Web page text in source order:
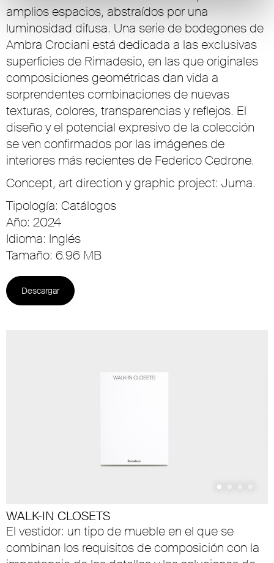
amplios espacios, abstraídos por una
luminosidad difusa. Una serie de bodegones de
Ambra Crociani está dedicada a las exclusivas
superficies de Rimadesio, en las que originales
composiciones geométricas dan vida a
sorprendentes combinaciones de nuevas
texturas, colores, transparencias y reflejos. El
diseño y el potencial expresivo de la colección
se ven confirmados por las imágenes de
interiores más recientes de Federico Cedrone.
Concept, art direction y graphic project: Juma.
Tipología: Catálogos
Año: 2024
Idioma: Inglés
Tamaño: 6.96 MB
Descargar
WALK-IN CLOSETS
El vestidor: un tipo de mueble en el que se
combinan los requisitos de composición con la